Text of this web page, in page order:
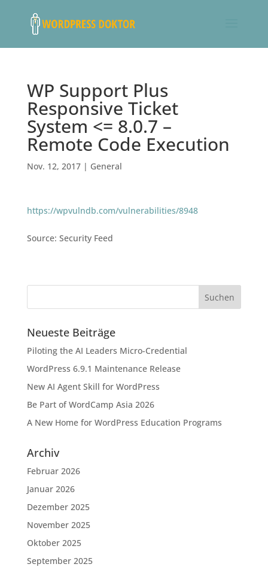
WP Support Plus
Responsive Ticket
System <= 8.0.7 –
Remote Code Execution
Nov. 12, 2017| General
https://wpvulndb.com/vulnerabilities/8948
Source: Security Feed
Neueste Beiträge
Piloting the AI Leaders Micro-Credential
WordPress 6.9.1 Maintenance Release
New AI Agent Skill for WordPress
Be Part of WordCamp Asia 2026
A New Home for WordPress Education Programs
Archiv
Februar 2026
Januar 2026
Dezember 2025
November 2025
Oktober 2025
September 2025